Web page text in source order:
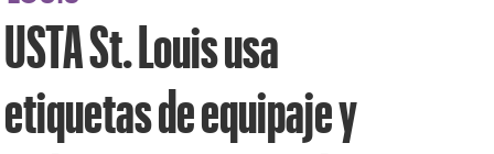
USTA St. Louis usa
etiquetas de equipaje y